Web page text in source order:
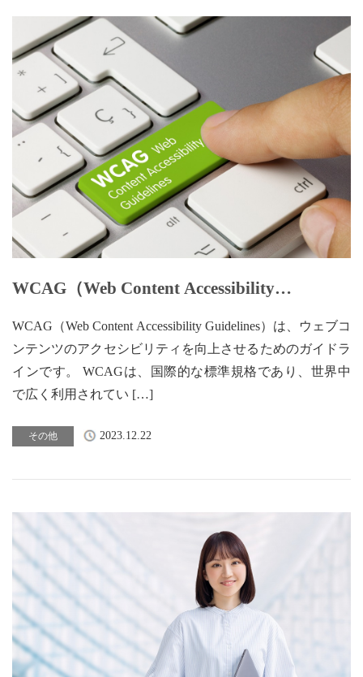
WCAG（Web Content Accessibility
WCAG（Web Content Accessibility Guidelines）は、ウェブコ
ンテンツのアクセシビリティを向上させるためのガイドラ
インです。 WCAGは、国際的な標準規格であり、世界中
で広く利用されてい […]
その他 2023.12.22